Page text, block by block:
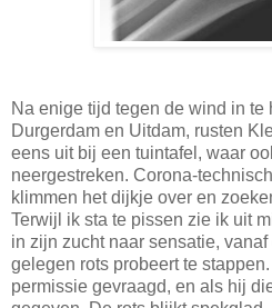
Na enige tijd tegen de wind in te
Durgerdam en Uitdam, rusten
eens uit bij een tuintafel, waar
neergestreken. Corona-
klimmen het dijkje over en
Terwijl ik sta te pissen zie ik uit
in zijn zucht naar sensatie,
gelegen rots probeert te
permissie gevraagd, en als hij